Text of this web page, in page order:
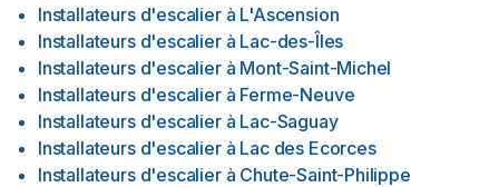
Installateurs d'escalier à L'Ascension
Installateurs d'escalier à Lac-des-Îles
Installateurs d'escalier à Mont-Saint-Michel
Installateurs d'escalier à Ferme-Neuve
Installateurs d'escalier à Lac-Saguay
Installateurs d'escalier à Lac des Ecorces
Installateurs d'escalier à Chute-Saint-Philippe